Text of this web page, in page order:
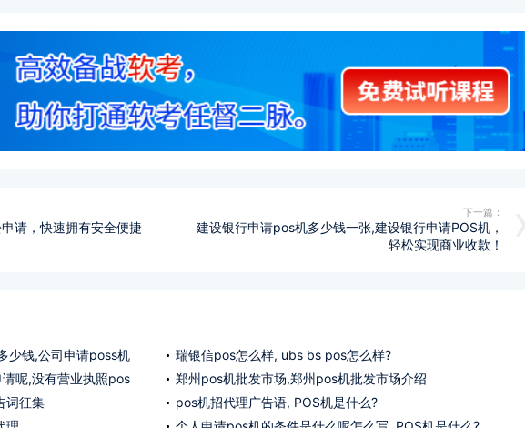
请，快速拥有安全便捷
下一篇：
建设银行申请pos机多少钱一张,建设银行申请POS机，
轻松实现商业收款！
少钱,公司申请poss机
瑞银信pos怎么样, ubs bs pos怎么样?
呢,没有营业执照pos
郑州pos机批发市场,郑州pos机批发市场介绍
词征集
pos机招代理广告语, POS机是什么?